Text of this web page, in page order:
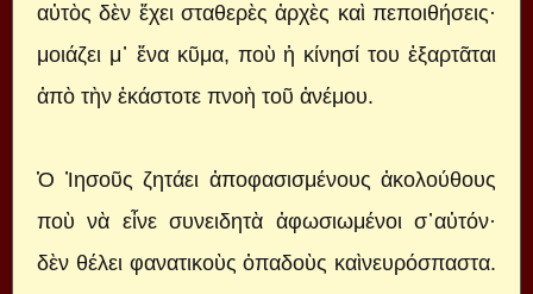
αὐτὸς δὲν ἔχει σταθερὲς ἀρχὲς καὶ πεποιθήσεις·
μοιάζει μ᾿ ἕνα κῦμα, ποὺ ἡ κίνησί του ἐξαρτᾶται
ἀπὸ τὴν ἑκάστοτε πνοὴ τοῦ ἀνέμου.
Ὁ Ἰησοῦς ζητάει ἀποφασισμένους ἀκολούθους
ποὺ νὰ εἶνε συνειδητὰ ἀφωσιωμένοι σ᾿αὐτόν·
δὲν θέλει φανατικοὺς ὀπαδοὺς καὶνευρόσπαστα.